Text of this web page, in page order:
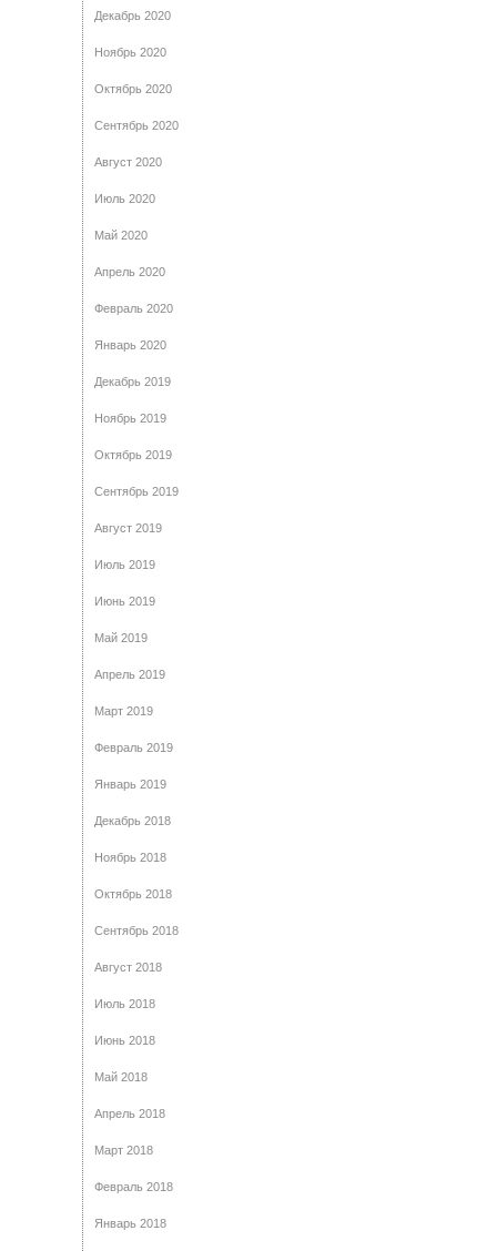
Декабрь 2020
Ноябрь 2020
Октябрь 2020
Сентябрь 2020
Август 2020
Июль 2020
Май 2020
Апрель 2020
Февраль 2020
Январь 2020
Декабрь 2019
Ноябрь 2019
Октябрь 2019
Сентябрь 2019
Август 2019
Июль 2019
Июнь 2019
Май 2019
Апрель 2019
Март 2019
Февраль 2019
Январь 2019
Декабрь 2018
Ноябрь 2018
Октябрь 2018
Сентябрь 2018
Август 2018
Июль 2018
Июнь 2018
Май 2018
Апрель 2018
Март 2018
Февраль 2018
Январь 2018